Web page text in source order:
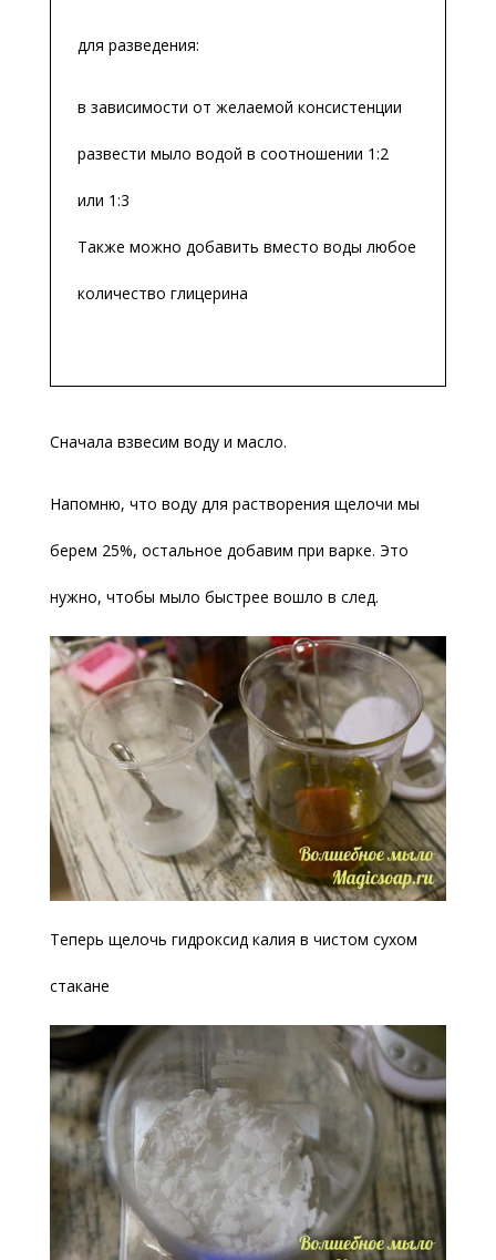
для разведения:
в зависимости от желаемой консистенции
развести мыло водой в соотношении 1:2
или 1:3
Также можно добавить вместо воды любое
количество глицерина
Сначала взвесим воду и масло.
Напомню, что воду для растворения щелочи мы
берем 25%, остальное добавим при варке. Это
нужно, чтобы мыло быстрее вошло в след.
Теперь щелочь гидроксид калия в чистом сухом
стакане